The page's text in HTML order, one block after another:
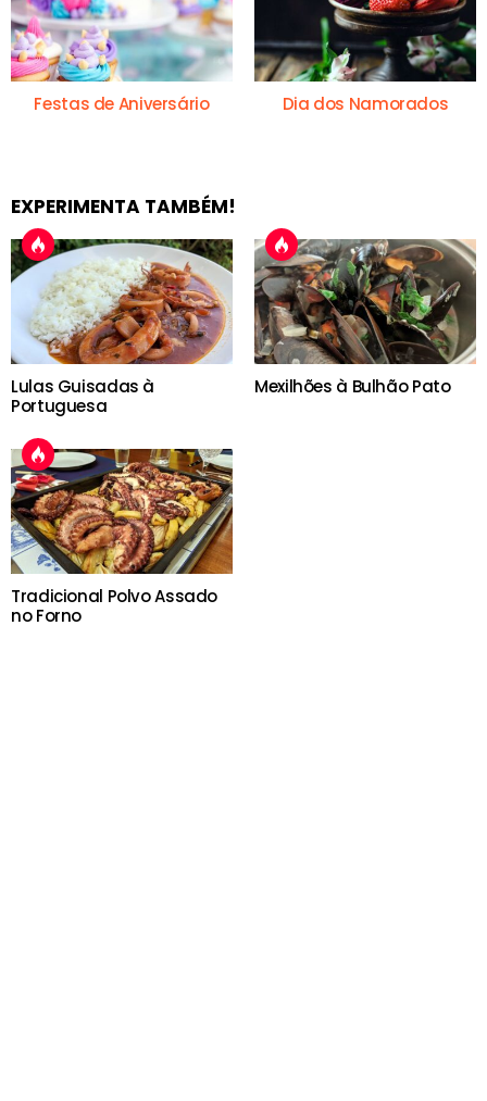
Festas de Aniversário Dia dos Namorados
EXPERIMENTA TAMBÉM!
Lulas Guisadas à
Portuguesa
Mexilhões à Bulhão Pato
Tradicional Polvo Assado
no Forno